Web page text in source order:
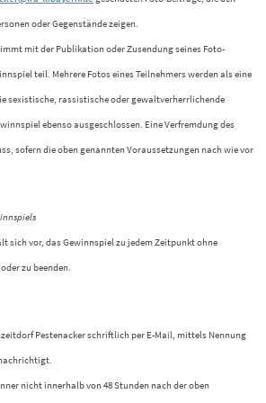
oder Gegenstände zeigen.
mit der Publikation oder Zusendung seines Foto-
teil. Mehrere Fotos eines Teilnehmers werden als eine
sexistische, rassistische oder gewaltverherrlichende
ebenso ausgeschlossen. Eine Verfremdung des
sofern die oben genannten Voraussetzungen nach wie vor
sich vor, das Gewinnspiel zu jedem Zeitpunkt ohne
zu beenden.
Pestenacker schriftlich per E-Mail, mittels Nennung
nicht innerhalb von 48 Stunden nach der oben